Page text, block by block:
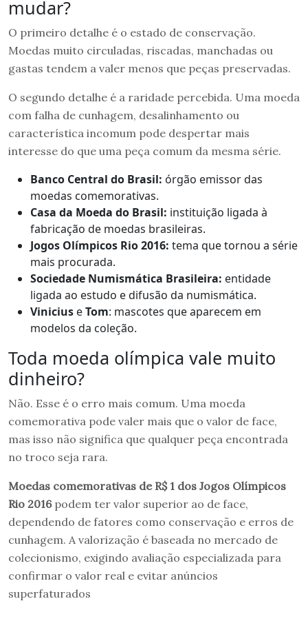
mudar?
O primeiro detalhe é o estado de conservação.
Moedas muito circuladas, riscadas, manchadas ou
gastas tendem a valer menos que peças preservadas.
O segundo detalhe é a raridade percebida. Uma moeda
com falha de cunhagem, desalinhamento ou
característica incomum pode despertar mais
interesse do que uma peça comum da mesma série.
Banco Central do Brasil: órgão emissor das
moedas comemorativas.
Casa da Moeda do Brasil: instituição ligada à
fabricação de moedas brasileiras.
Jogos Olímpicos Rio 2016: tema que tornou a série
mais procurada.
Sociedade Numismática Brasileira: entidade
ligada ao estudo e difusão da numismática.
Vinicius eTom: mascotes que aparecem em
modelos da coleção.
Toda moeda olímpica vale muito
dinheiro?
Não. Esse é o erro mais comum. Uma moeda
comemorativa pode valer mais que o valor de face,
mas isso não significa que qualquer peça encontrada
no troco seja rara.
Moedas comemorativas de R$ 1 dos Jogos Olímpicos
Rio 2016 podem ter valor superior ao de face,
dependendo de fatores como conservação e erros de
cunhagem. A valorização é baseada no mercado de
colecionismo, exigindo avaliação especializada para
confirmar o valor real e evitar anúncios
superfaturados